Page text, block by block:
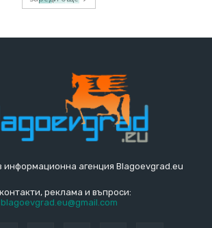
агенция Blagoevgrad.eu
реклама и въпроси:
blagoevgrad.eu@gmail.com